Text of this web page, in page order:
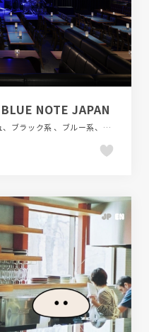
NOTE JAPAN
コーポレートサイト、スタイリッシュ、ブラック系 、ブルー系、モーション多め、商業施設・レジャー、大きめ写真、施設・店舗サイト、飲食店・グルメ・ウェディング